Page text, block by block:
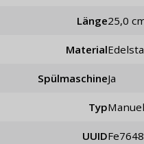
Länge 25,0
Material
Spülmaschine Ja
Typ
UUID